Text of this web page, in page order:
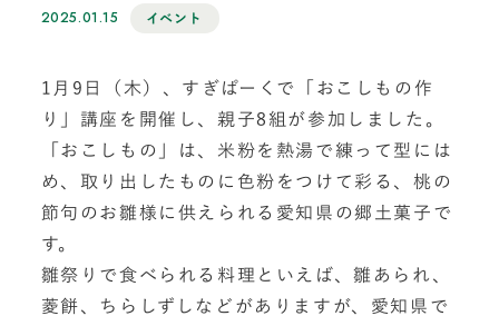
2025.01.15 イベント
1月9日（木）、すぎぱーくで「おこしもの作
り」講座を開催し、親子8組が参加しました。
「おこしもの」は、米粉を熱湯で練って型には
め、取り出したものに色粉をつけて彩る、桃の
節句のお雛様に供えられる愛知県の郷土菓子で
す。
雛祭りで食べられる料理といえば、雛あられ、
菱餅、ちらしずしなどがありますが、愛知県で